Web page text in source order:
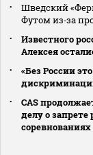
Шведский
Футом из‑за
Известного
Алексея
«Без России
CAS
делу о
соревнованиях